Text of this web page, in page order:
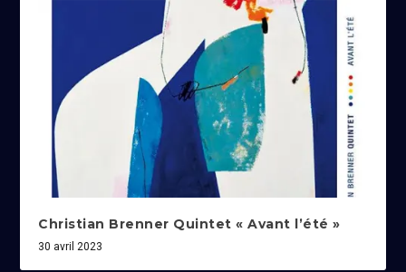
Christian Brenner Quintet « Avant l’été »
30 avril 2023